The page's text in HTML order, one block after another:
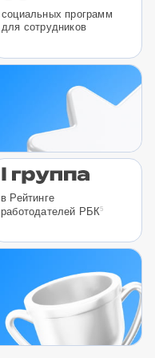
социальных программ
для сотрудников
в Рейтинге
работодателей РБК5